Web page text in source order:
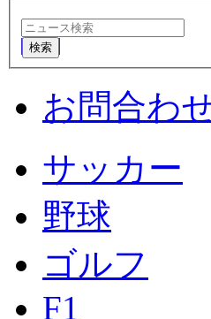
検索
お問合わ
サッカー
野球
ゴルフ
F1